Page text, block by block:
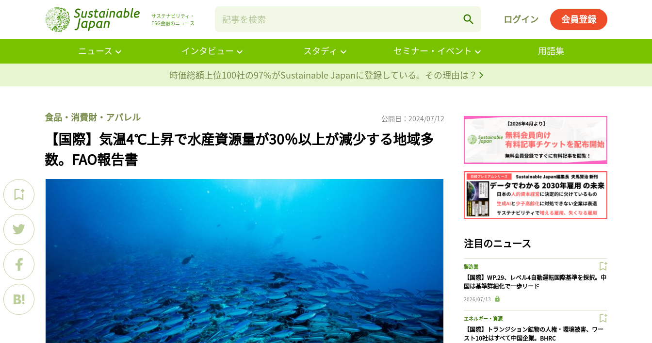
サステナビリティ・
ESG金融のニュース
ログイン 会員登録
ニュース インタビュー スタディ セミナー・イベント
用語集
時価総額上位100社の97%がSustainable Japanに登録している。その理由は？
食品・消費財・アパレル 公開日：2024/07/12
【国際】気温4℃上昇で水産資源量が30％以上が減少する地域多
数。FAO報告書
注目のニュース
製造業
【国際】WP.29、レベル4自動運転国際基準を採択。中
国は基準詳細化で一歩リード
2026/07/13
エネルギー・資源
【国際】トランジション鉱物の人権・環境被害、ワー
スト10社はすべて中国企業。BHRC